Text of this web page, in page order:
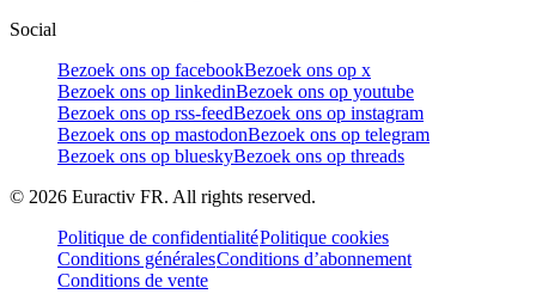
Social
Bezoek ons op facebookBezoek ons op x
Bezoek ons op linkedinBezoek ons op youtube
Bezoek ons op rss-feedBezoek ons op instagram
Bezoek ons op mastodonBezoek ons op telegram
Bezoek ons op blueskyBezoek ons op threads
© 2026 Euractiv FR. All rights reserved.
Politique de confidentialitéPolitique cookies
Conditions généralesConditions d’abonnement
Conditions de vente